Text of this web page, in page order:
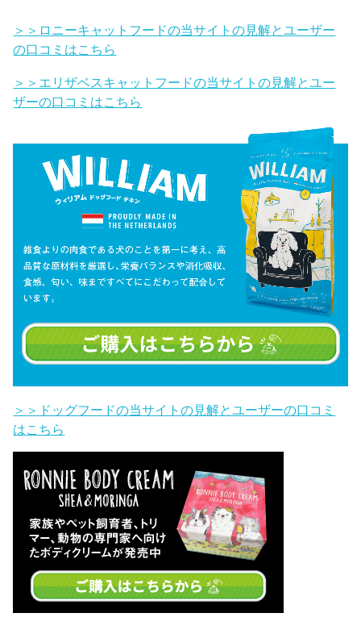
＞＞ロニーキャットフードの当サイトの見解とユーザー
の口コミはこちら
＞＞エリザベスキャットフードの当サイトの見解とユー
ザーの口コミはこちら
＞＞ドッグフードの当サイトの見解とユーザーの口コミ
はこちら